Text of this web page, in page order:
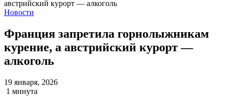
Новости
Франция запретила горнолыжникам
курение, а австрийский курорт —
алкоголь
19 января, 2026
1 минута